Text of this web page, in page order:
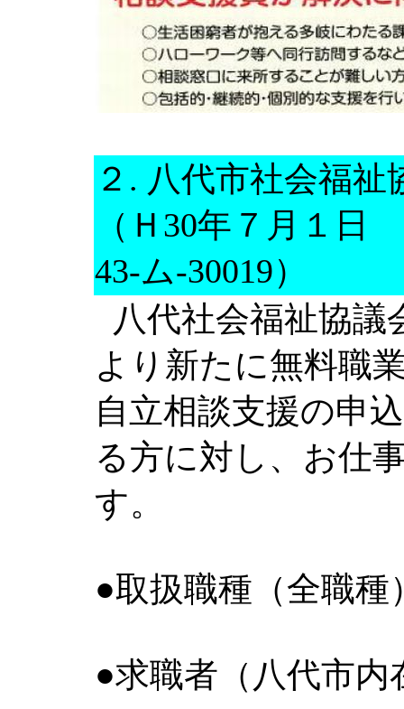
２. 八代市社会福
（Ｈ30年７月１
43-ム-30019）
八代社会福祉協議
より新たに無料職
自立相談支援の申
る方に対し、お仕
す。
●取扱職種（全職種
●求職者（八代市内